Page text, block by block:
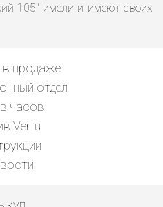
105" имели и имеют своих
в продаже
отдел
часов
Vertu